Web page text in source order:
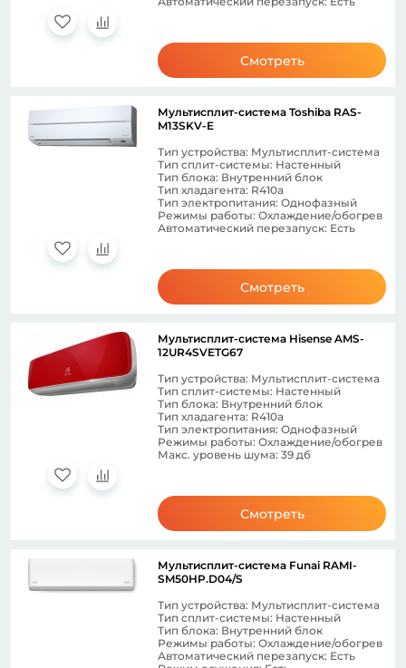
Смотреть
Мультисплит-система Toshiba RAS-
M13SKV-E
Тип устройства: Мультисплит-система
Тип сплит-системы: Настенный
Тип блока: Внутренний блок
Тип хладагента: R410a
Тип электропитания: Однофазный
Режимы работы: Охлаждение/обогрев
Автоматический перезапуск: Есть
Смотреть
Мультисплит-система Hisense AMS-
12UR4SVETG67
Тип устройства: Мультисплит-система
Тип сплит-системы: Настенный
Тип блока: Внутренний блок
Тип хладагента: R410a
Тип электропитания: Однофазный
Режимы работы: Охлаждение/обогрев
Макс. уровень шума: 39 дб
Смотреть
Мультисплит-система Funai RAMI-
SM50HP.D04/S
Тип устройства: Мультисплит-система
Тип сплит-системы: Настенный
Тип блока: Внутренний блок
Режимы работы: Охлаждение/обогрев
Автоматический перезапуск: Есть